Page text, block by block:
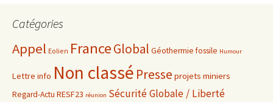
Catégories
Appel Eolien FranceGlobal Géothermie fossile Humour
Lettre info Non classé Presse projets miniers
Regard-Actu RESF23 réunion Sécurité Globale / Liberté